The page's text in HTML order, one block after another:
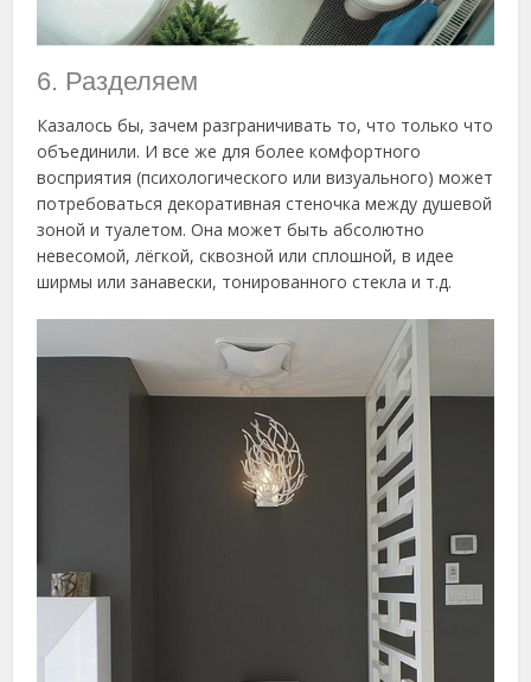
6. Разделяем
Казалось бы, зачем разграничивать то, что только что
объединили. И все же для более комфортного
восприятия (психологического или визуального) может
потребоваться декоративная стеночка между душевой
зоной и туалетом. Она может быть абсолютно
невесомой, лёгкой, сквозной или сплошной, в идее
ширмы или занавески, тонированного стекла и т.д.